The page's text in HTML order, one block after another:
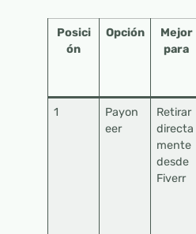
Posici
ón
Opción
Mejor
para
1
Payon
eer
Retirar
directa
mente
desde
Fiverr